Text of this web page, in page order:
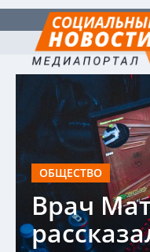
ОБЩЕСТВО
Врач